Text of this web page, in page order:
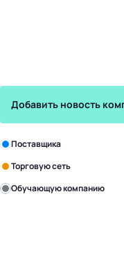
Добавить новость
Поставщика
Торговую сеть
Обучающую компанию